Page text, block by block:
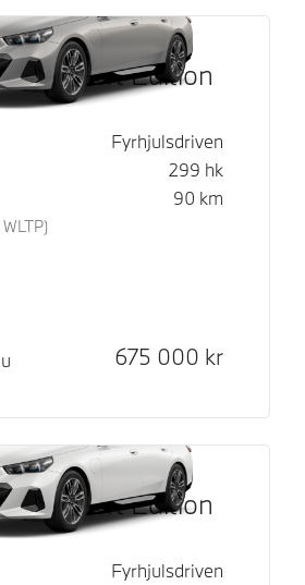
M Sport Edition
Fyrhjulsdriven
299 hk
90 km
Kontantpris
675 000 kr
M Sport Edition
Fyrhjulsdriven